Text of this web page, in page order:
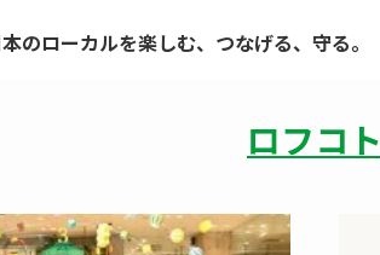
のローカルを楽しむ、つなげる、守る。
ロフコト